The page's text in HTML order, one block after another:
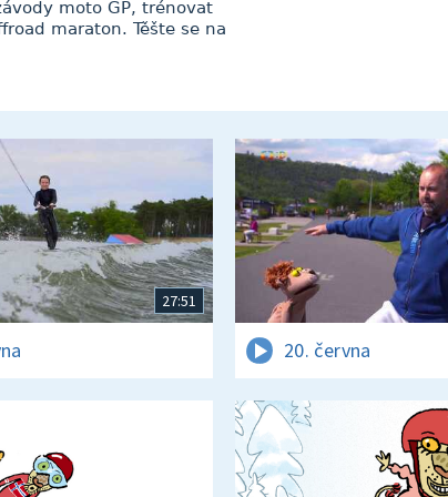
moto GP, trénovat
maraton. Těšte se na
27:51
20. června